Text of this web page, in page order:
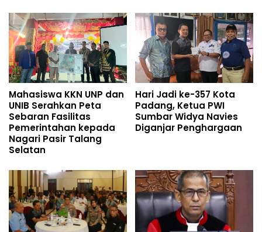
Mahasiswa KKN UNP dan
UNIB Serahkan Peta
Sebaran Fasilitas
Pemerintahan kepada
Nagari Pasir Talang
Selatan
Hari Jadi ke-357 Kota
Padang, Ketua PWI
Sumbar Widya Navies
Diganjar Penghargaan